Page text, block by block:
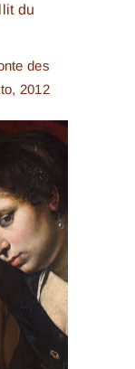
du
des
2012